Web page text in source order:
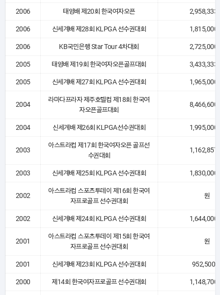
2006 태영배 제20회 한국여자오픈 2,958,333
2006 신세계배 제28회 KLPGA 선수권대회 1,815,000
2006 KB국민은행 Star Tour 4차대회 2,725,000
2005 태영배 제19회 한국여자오픈골프대회 3,433,333
2005 신세계배 제27회 KLPGA 선수권대회 1,965,000
2004
라마다프라자 제주호텔컵 제18회 한국여
자오픈골프대회
8,466,600
2004 신세계배 제26회 KLPGA선수권대회 1,995,000
2003
아스트라컵 제17회 한국여자오픈 골프선
수권대회
1,162,857
2003 신세계배 제25회 KLPGA 선수권대회 1,830,000
2002
아스트라컵 스포츠투데이 제16회 한국여
자프로골프 선수권대회
원
2002 신세계배 제24회 KLPGA 선수권대회 1,644,000
2001
아스트라컵 스포츠투데이 제15회 한국여
자프로골프 선수권대회
원
2001 신세계배 제23회 KLPGA 선수권대회 952,500
2000 제14회 한국여자프로골프 선수권대회 1,148,700